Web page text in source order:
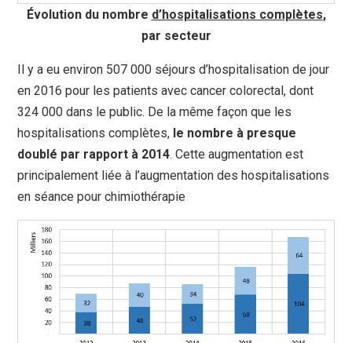
Évolution du nombre d’hospitalisations complètes,
par secteur
Il y a eu environ 507 000 séjours d’hospitalisation de jour
en 2016 pour les patients avec cancer colorectal, dont
324 000 dans le public. De la même façon que les
hospitalisations complètes, le nombre à presque
doublé par rapport à 2014. Cette augmentation est
principalement liée à l’augmentation des hospitalisations
en séance pour chimiothérapie